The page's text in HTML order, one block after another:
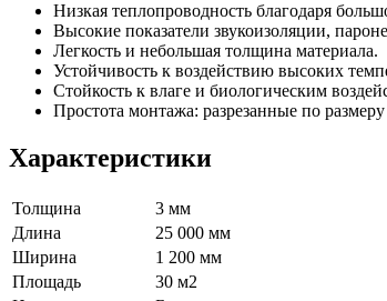
Низкая теплопроводность благодаря
Высокие показатели звукоизоляции,
Легкость и небольшая толщина материала.
Устойчивость к воздействию высоких
Стойкость к влаге и биологическим
Простота монтажа: разрезанные по
Характеристики
Толщина
3 мм
Длина
25 000 мм
Ширина
1 200 мм
Площадь
30 м2